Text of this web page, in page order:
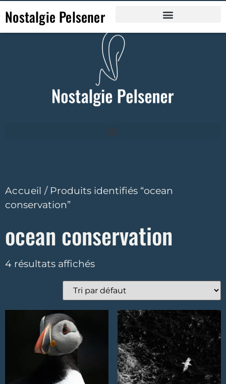
Nostalgie Pelsener
Accueil / Produits identifiés “ocean
conservation”
ocean conservation
4 résultats affichés